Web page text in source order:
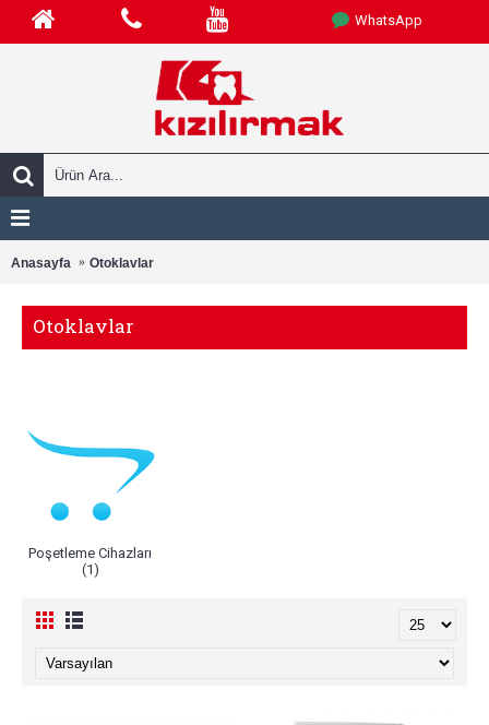
WhatsApp
Anasayfa Otoklavlar
Otoklavlar
Poşetleme Cihazları
(1)